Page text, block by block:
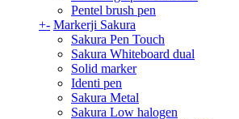
Pentel brush pen
+- Markerji Sakura
Sakura Pen Touch
Sakura Whiteboard dual
Solid marker
Identi pen
Sakura Metal
Sakura Low halogen